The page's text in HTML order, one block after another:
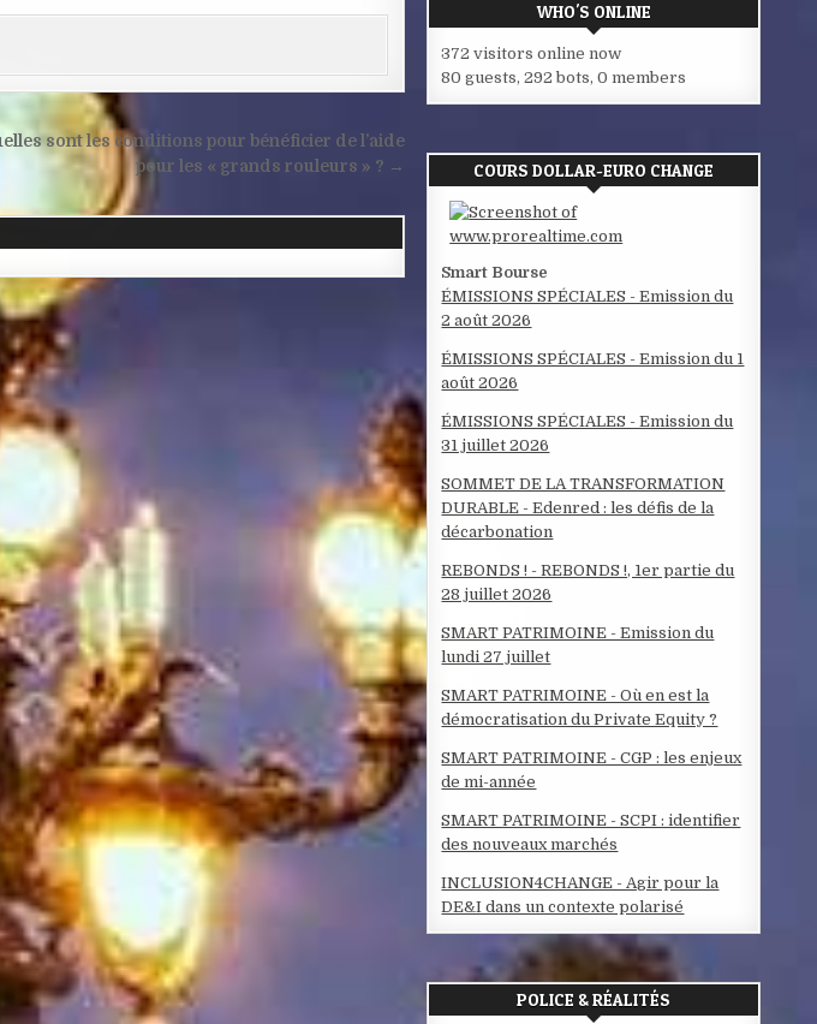
sont les conditions pour bénéficier de l’aide
pour les « grands rouleurs » ? →
WHO'S ONLINE
372 visitors online now
80 guests, 292 bots, 0 members
COURS DOLLAR-EURO CHANGE
Smart Bourse
ÉMISSIONS SPÉCIALES - Emission du
2 août 2026
ÉMISSIONS SPÉCIALES - Emission du 1
août 2026
ÉMISSIONS SPÉCIALES - Emission du
31 juillet 2026
SOMMET DE LA TRANSFORMATION
DURABLE - Edenred : les défis de la
décarbonation
REBONDS ! - REBONDS !, 1er partie du
28 juillet 2026
SMART PATRIMOINE - Emission du
lundi 27 juillet
SMART PATRIMOINE - Où en est la
démocratisation du Private Equity ?
SMART PATRIMOINE - CGP : les enjeux
de mi-année
SMART PATRIMOINE - SCPI : identifier
des nouveaux marchés
INCLUSION4CHANGE - Agir pour la
DE&I dans un contexte polarisé
POLICE & RÉALITÉS